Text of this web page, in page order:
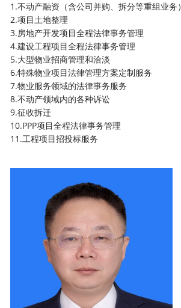
1.不动产融资（含公司并购、拆分等重组业务）
2.项目土地整理
3.房地产开发项目全程法律事务管理
4.建设工程项目全程法律事务管理
5.大型物业招商管理和洽淡
6.特殊物业项目法律管理方案定制服务
7.物业服务领域的法律事务服务
8.不动产领域内的各种诉讼
9.征收拆迁
10.PPP项目全程法律事务管理
11.工程项目招投标服务